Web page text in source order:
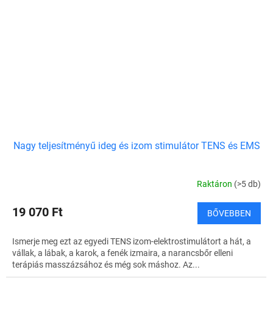
Nagy teljesítményű ideg és izom stimulátor TENS és EMS
Raktáron (>5 db)
19 070 Ft BŐVEBBEN
Ismerje meg ezt az egyedi TENS izom-elektrostimulátort a hát, a
vállak, a lábak, a karok, a fenék izmaira, a narancsbőr elleni
terápiás masszázsához és még sok máshoz. Az...